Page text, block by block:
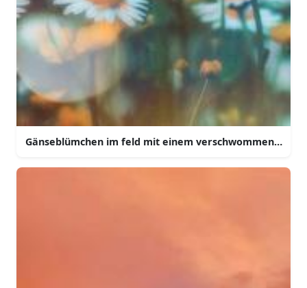
Gänseblümchen im feld mit einem verschwommenen